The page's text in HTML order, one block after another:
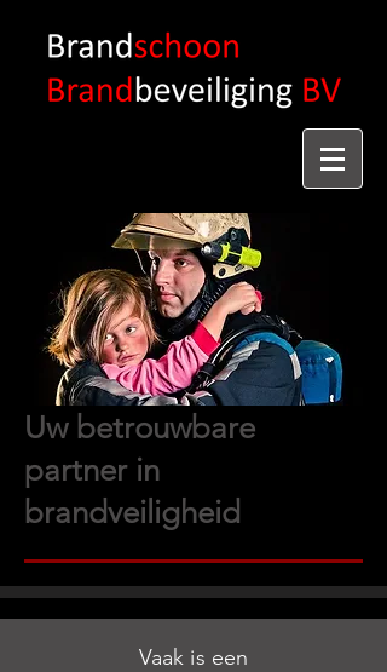
Uw betrouwbare
partner in
brandveiligheid
Vaak is een